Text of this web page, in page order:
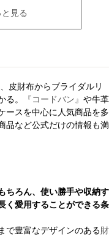
見る
皮財布からブライダルリ
る。
『コードバン』 や牛革
ースを中心に人気商品を多
品など公式だけの情報も満
ちろん、使い勝手や収納す
く愛用することができる条
で豊富なデザインのある財